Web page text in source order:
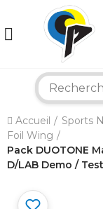
Accueil Sports
Foil Wing
Pack DUOTONE
D/LAB Demo /
Bonjour !